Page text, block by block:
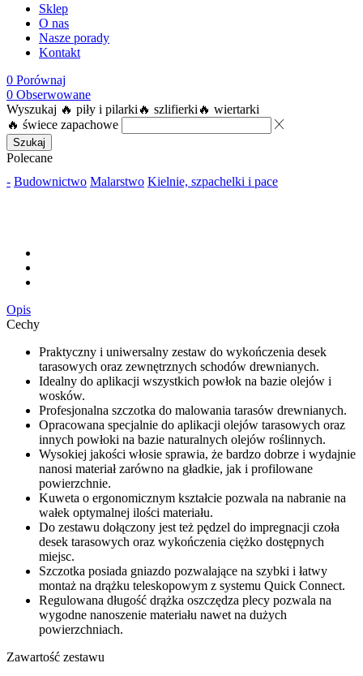
Sklep
O nas
Nasze porady
Kontakt
0 Porównaj
0 Obserwowane
Wyszukaj 🔥 piły i pilarki 🔥 szlifierki 🔥 wiertarki
🔥 świece zapachowe
Szukaj
Polecane
- Budownictwo Malarstwo Kielnie, szpachelki i pace
Opis
Cechy
Praktyczny i uniwersalny zestaw do wykończenia desek
tarasowych oraz zewnętrznych schodów drewnianych.
Idealny do aplikacji wszystkich powłok na bazie olejów i
wosków.
Profesjonalna szczotka do malowania tarasów drewnianych.
Opracowana specjalnie do aplikacji olejów tarasowych oraz
innych powłoki na bazie naturalnych olejów roślinnych.
Wysokiej jakości włosie sprawia, że bardzo dobrze i wydajnie
nanosi materiał zarówno na gładkie, jak i profilowane
powierzchnie.
Kuweta o ergonomicznym kształcie pozwala na nabranie na
wałek optymalnej ilości materiału.
Do zestawu dołączony jest też pędzel do impregnacji czoła
desek tarasowych oraz wykończenia ciężko dostępnych
miejsc.
Szczotka posiada gniazdo pozwalające na szybki i łatwy
montaż na drążku teleskopowym z systemu Quick Connect.
Regulowana długość drążka oszczędza plecy pozwala na
wygodne nanoszenie materiału nawet na dużych
powierzchniach.
Zawartość zestawu